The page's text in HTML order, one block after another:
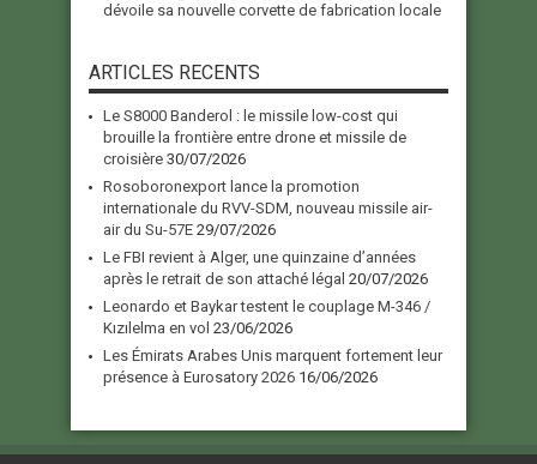
dévoile sa nouvelle corvette de fabrication locale
ARTICLES RECENTS
Le S8000 Banderol : le missile low-cost qui
brouille la frontière entre drone et missile de
croisière 30/07/2026
Rosoboronexport lance la promotion
internationale du RVV-SDM, nouveau missile air-
air du Su-57E 29/07/2026
Le FBI revient à Alger, une quinzaine d’années
après le retrait de son attaché légal 20/07/2026
Leonardo et Baykar testent le couplage M-346 /
Kızılelma en vol 23/06/2026
Les Émirats Arabes Unis marquent fortement leur
présence à Eurosatory 2026 16/06/2026